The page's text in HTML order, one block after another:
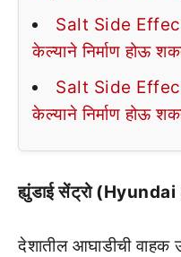
Salt Side
केल्याने निर्माण होऊ
Salt Side
केल्याने निर्माण होऊ
ह्युंडाई सेंट्रो
देशातील आघाडीची वाहक